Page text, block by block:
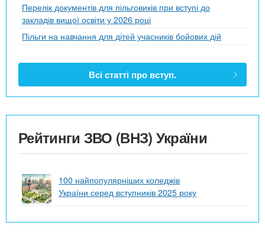
Перелік документів для пільговиків при вступі до
закладів вищої освіти у 2026 році
Пільги на навчання для дітей учасників бойових дій
Всі статті про вступ.
Рейтинги ЗВО (ВНЗ) України
100 найпопулярніших коледжів
України серед вступників 2025 року